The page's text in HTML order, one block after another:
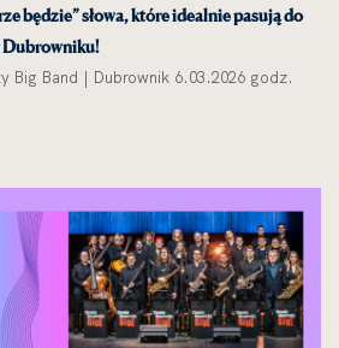
będzie” słowa, które idealnie pasują do
Dubrowniku!
Big Band | Dubrownik 6.03.2026 godz.